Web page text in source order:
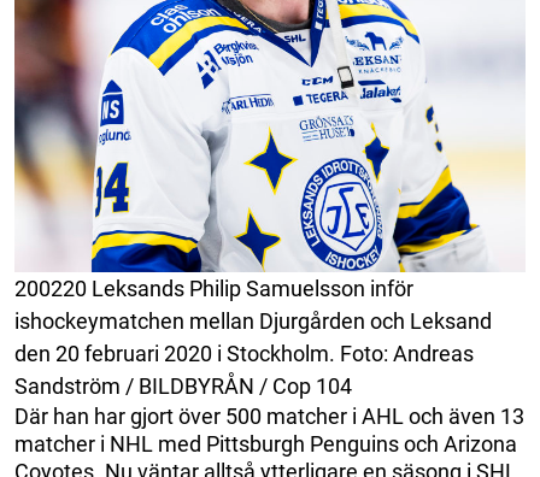
200220 Leksands Philip Samuelsson inför
ishockeymatchen mellan Djurgården och Leksand
den 20 februari 2020 i Stockholm. Foto: Andreas
Sandström / BILDBYRÅN / Cop 104
Där han har gjort över 500 matcher i AHL och även 13
matcher i NHL med Pittsburgh Penguins och Arizona
Coyotes. Nu väntar alltså ytterligare en säsong i SHL.